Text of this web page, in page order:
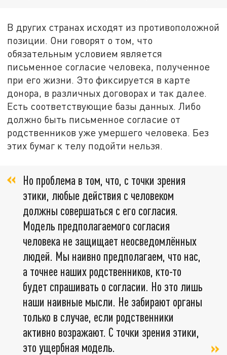
В других странах исходят из противоположной
позиции. Они говорят о том, что
обязательным условием является
письменное согласие человека, полученное
при его жизни. Это фиксируется в карте
донора, в различных договорах и так далее.
Есть соответствующие базы данных. Либо
должно быть письменное согласие от
родственников уже умершего человека. Без
этих бумаг к телу подойти нельзя.
Но проблема в том, что, с точки зрения
этики, любые действия с человеком
должны совершаться с его согласия.
Модель предполагаемого согласия
человека не защищает неосведомлённых
людей. Мы наивно предполагаем, что нас,
а точнее наших родственников, кто-то
будет спрашивать о согласии. Но это лишь
наши наивные мысли. Не забирают органы
только в случае, если родственники
активно возражают. С точки зрения этики,
это ущербная модель.